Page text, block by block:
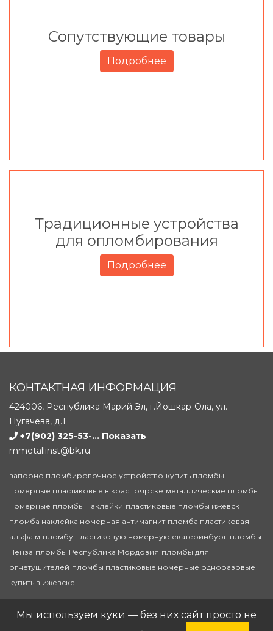
Сопутствующие товары
Подробнее
Традиционные устройства
для опломбирования
Подробнее
КОНТАКТНАЯ ИНФОРМАЦИЯ
424006, Республика Марий Эл, г.Йошкар-Ола, ул.
Пугачева, д.1
+7(902) 325-53-... Показать
mmetallinst@bk.ru
запорно пломбировочное устройство купить пломбы
номерные пластиковые в красноярске металлические пломбы
номерные пломбы наклейки пластиковые пломбы ижевск
пломба наклейка номерная антимагнит пломба пластиковая
альфа м пломбу пластиковую номерную екатеринбург пломбы
Пенза пломбы Республика Мордовия пломбы для
огнетушителей пломбы пластиковые номерные одноразовые
купить в ижевске
© 2020-2026 Запорно-пломбировочные устройства (ЗПУ)
в Йошкар-Оле
Мы используем куки — без них сайт просто не